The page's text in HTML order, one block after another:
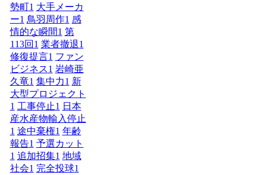
勢町1 大手メーカ
ー1 鳥羽周作1 感
情的な瞬間1 第
113回 1 業者撤退1
修復提言1 ファン
ビジネス1 岩崎亜
久竜1 集中力1 新
大型プロジェクト
1 工事停止1 日本
産水産物輸入停止
1 途中棄権1 年齢
報告1 予選カット
1 追加招集1 地域
社会1 完全投球1